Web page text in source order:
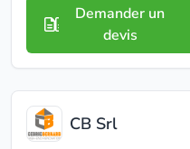
Demander un
devis
CB Srl